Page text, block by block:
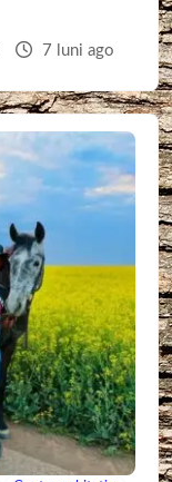
7 luni ago